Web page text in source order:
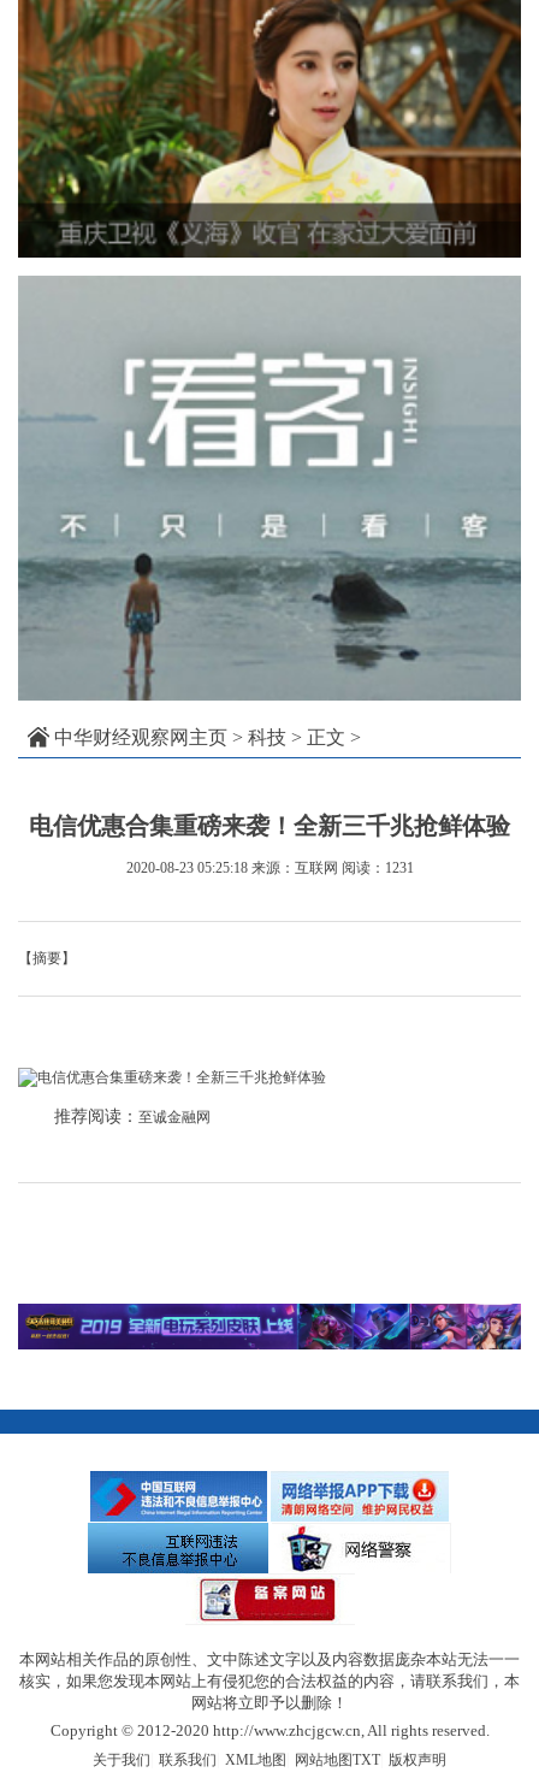
中华财经观察网主页 > 科技 > 正文 >
电信优惠合集重磅来袭！全新三千兆抢鲜体验
2020-08-23 05:25:18 来源：互联网 阅读：1231
【摘要】
推荐阅读： 至诚金融网
本网站相关作品的原创性、文中陈述文字以及内容数据庞杂本站无法一一
核实，如果您发现本网站上有侵犯您的合法权益的内容，请联系我们，本
网站将立即予以删除！
Copyright © 2012-2020 http://www.zhcjgcw.cn, All rights reserved.
关于我们 联系我们 XML地图 网站地图TXT| 版权声明